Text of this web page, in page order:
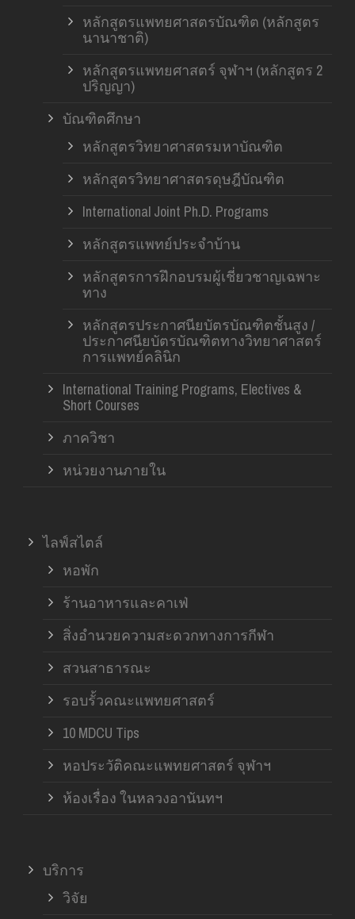
หลักสูตรแพทยศาสตรบัณฑิต (หลักสูตร
นานาชาติ)
หลักสูตรแพทยศาสตร์ จุฬาฯ (หลักสูตร 2
ปริญญา)
บัณฑิตศึกษา
หลักสูตรวิทยาศาสตรมหาบัณฑิต
หลักสูตรวิทยาศาสตรดุษฎีบัณฑิต
International Joint Ph.D. Programs
หลักสูตรแพทย์ประจำบ้าน
หลักสูตรการฝึกอบรมผู้เชี่ยวชาญเฉพาะ
ทาง
หลักสูตรประกาศนียบัตรบัณฑิตชั้นสูง /
ประกาศนียบัตรบัณฑิตทางวิทยาศาสตร์
การแพทย์คลินิก
International Training Programs, Electives &
Short Courses
ภาควิชา
หน่วยงานภายใน
ไลฟ์สไตล์
หอพัก
ร้านอาหารและคาเฟ่
สิ่งอำนวยความสะดวกทางการกีฬา
สวนสาธารณะ
รอบรั้วคณะแพทยศาสตร์
10 MDCU Tips
หอประวัติคณะแพทยศาสตร์ จุฬาฯ
ห้องเรื่อง ในหลวงอานันทฯ
บริการ
วิจัย